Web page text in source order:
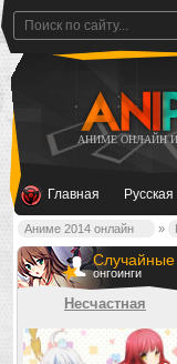
АНИМЕ ОНЛАЙН
Главная Русская
Аниме 2014 онлайн »
Случайные
онгоинги
Несчастная